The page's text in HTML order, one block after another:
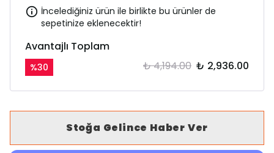
İncelediğiniz ürün ile birlikte bu ürünler de
sepetinize eklenecektir!
Avantajlı Toplam
%30 ₺ 4,194.00 ₺ 2,936.00
Stoğa Gelince Haber Ver